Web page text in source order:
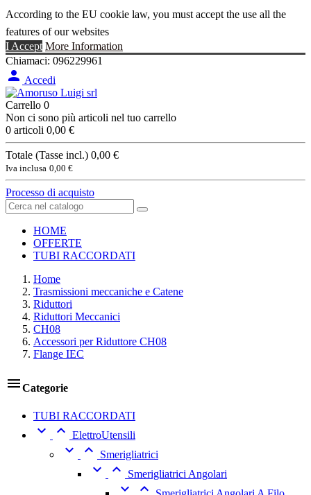
According to the EU cookie law, you must accept the use all the
features of our websites
I Accept More Information
Chiamaci: 096229961
 Accedi
Carrello 0
Non ci sono più articoli nel tuo carrello
0 articoli 0,00 €
Totale (Tasse incl.) 0,00 €
Iva inclusa 0,00 €
Processo di acquisto
HOME
OFFERTE
TUBI RACCORDATI
Home
Trasmissioni meccaniche e Catene
Riduttori
Riduttori Meccanici
CH08
Accessori per Riduttore CH08
Flange IEC
Categorie
TUBI RACCORDATI
  ElettroUtensili
  Smerigliatrici
  Smerigliatrici Angolari
 